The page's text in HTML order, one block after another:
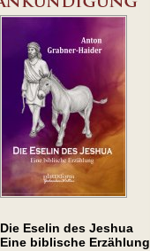
Die Eselin des Jeshua
Eine biblische Erzählung